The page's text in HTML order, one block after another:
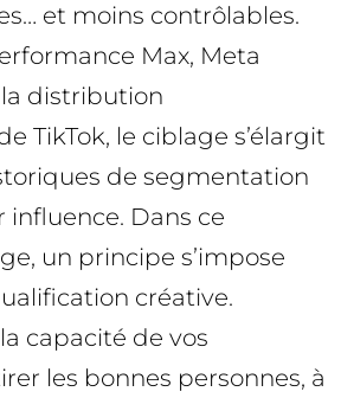
et moins contrôlables.
Max, Meta
distribution
TikTok, le ciblage s’élargit
de segmentation
Dans ce
un principe s’impose
créative.
capacité de vos
les bonnes personnes, à